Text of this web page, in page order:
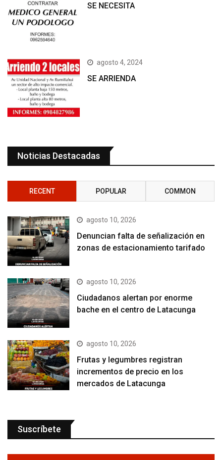
SE NECESITA
agosto 4, 2024
SE ARRIENDA
Noticias Destacadas
RECENT POPULAR COMMON
agosto 10, 2026
Denuncian falta de señalización en
zonas de estacionamiento tarifado
agosto 10, 2026
Ciudadanos alertan por enorme
bache en el centro de Latacunga
agosto 10, 2026
Frutas y legumbres registran
incrementos de precio en los
mercados de Latacunga
Suscríbete